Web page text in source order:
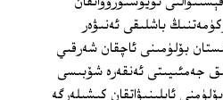
باشلىقى ئەنىۋەر
بۆلۈمىنى ئاچقان شەرقىي
جەمئىيىتى ئەنقەرە شۆبىسى
ئايلىنىۋاتقان كىشىلەرگە